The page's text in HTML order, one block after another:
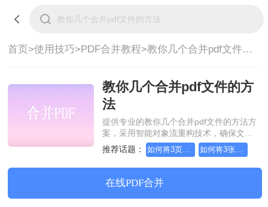
首页>使用技巧>PDF合并教程> 教你几个合并pdf文件的方法
教你几个合并pdf文件的方
法
提供专业的教你几个合并pdf文件的方法方
案，采用智能对象流重构技术，确保文档
1:1高保真还原且排版不乱码。支持一键批
量处理，全链路 SSL 加密保障隐私安全。
助您快速实现教你几个合并pdf文件的方
法，无需安装，高效办公。
推荐话题： 如何将3页pdf合并为1页
在线PDF合并